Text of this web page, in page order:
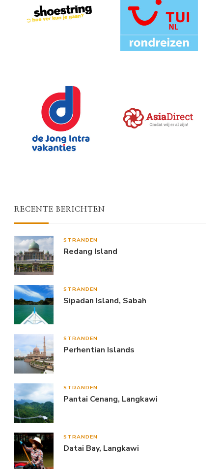
RECENTE BERICHTEN
STRANDEN
Redang Island
STRANDEN
Sipadan Island, Sabah
STRANDEN
Perhentian Islands
STRANDEN
Pantai Cenang, Langkawi
STRANDEN
Datai Bay, Langkawi